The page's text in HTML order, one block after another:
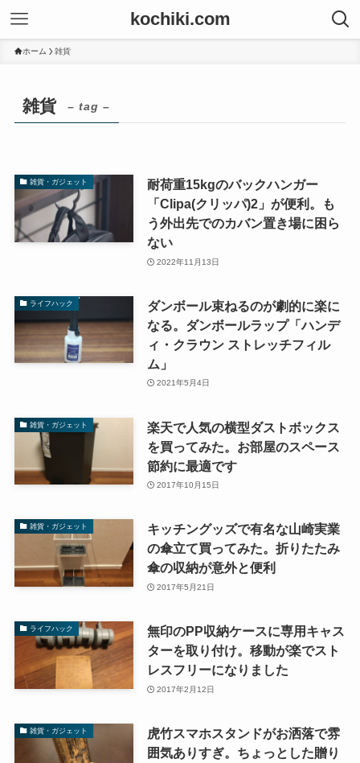
kochiki.com
ホーム 雑貨
雑貨 – tag –
雑貨・ガジェット
耐荷重15kgのバックハンガー
「Clipa(クリッパ)2」が便利。も
う外出先でのカバン置き場に困ら
ない
2022年11月13日
ライフハック
ダンボール束ねるのが劇的に楽に
なる。ダンボールラップ「ハンデ
ィ・クラウン ストレッチフィル
ム」
2021年5月4日
雑貨・ガジェット
楽天で人気の横型ダストボックス
を買ってみた。お部屋のスペース
節約に最適です
2017年10月15日
雑貨・ガジェット
キッチングッズで有名な山崎実業
の傘立て買ってみた。折りたたみ
傘の収納が意外と便利
2017年5月21日
ライフハック
無印のPP収納ケースに専用キャス
ターを取り付け。移動が楽でスト
レスフリーになりました
2017年2月12日
雑貨・ガジェット
虎竹スマホスタンドがお洒落で雰
囲気ありすぎ。ちょっとした贈り